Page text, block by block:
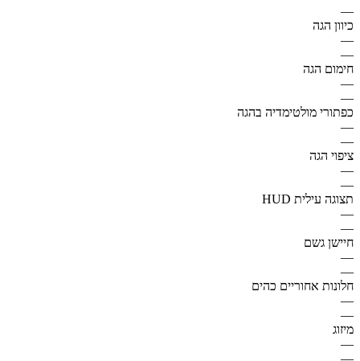
—
כיוון הגה
—
—
חימום הגה
—
—
כפתורי מולטימדיה בהגה
—
—
ציפוי הגה
—
—
תצוגה עילית HUD
—
—
חיישן גשם
—
—
חלונות אחוריים כהים
—
—
מיזוג
—
—